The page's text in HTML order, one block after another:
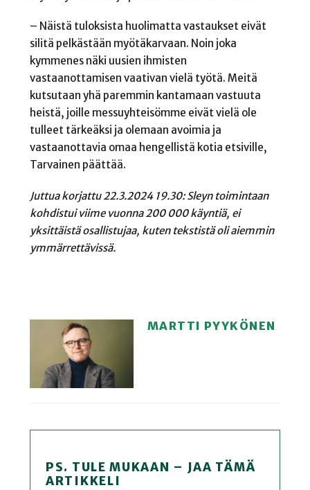
– Näistä tuloksista huolimatta vastaukset eivät
silitä pelkästään myötäkarvaan. Noin joka
kymmenes näki uusien ihmisten
vastaanottamisen vaativan vielä työtä. Meitä
kutsutaan yhä paremmin kantamaan vastuuta
heistä, joille messuyhteisömme eivät vielä ole
tulleet tärkeäksi ja olemaan avoimia ja
vastaanottavia omaa hengellistä kotia etsiville,
Tarvainen päättää.
Juttua korjattu 22.3.2024 19.30: Sleyn toimintaan
kohdistui viime vuonna 200 000 käyntiä, ei
yksittäistä osallistujaa, kuten tekstistä oli aiemmin
ymmärrettävissä.
MARTTI PYYKÖNEN
PS. TULE MUKAAN – JAA TÄMÄ
ARTIKKELI